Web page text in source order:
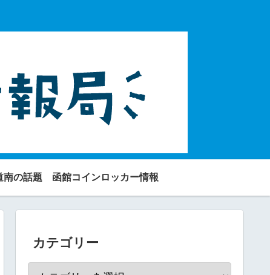
南の話題 函館コインロッカー情報
カテゴリー